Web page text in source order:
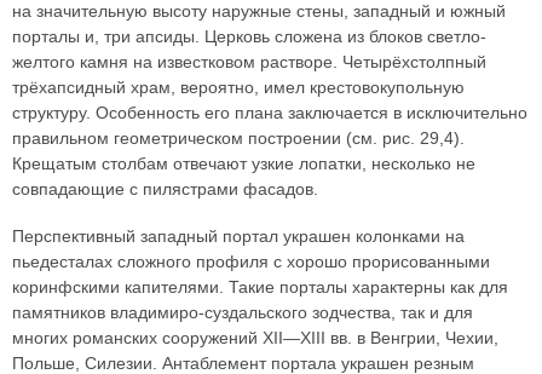
на значительную высоту наружные стены, западный и южный
порталы и, три апсиды. Церковь сложена из блоков светло-
желтого камня на известковом растворе. Четырёхстолпный
трёхапсидный храм, вероятно, имел крестовокупольную
структуру. Особенность его плана заключается в исключительно
правильном геометрическом построении (см. рис. 29,4).
Крещатым столбам отвечают узкие лопатки, несколько не
совпадающие с пилястрами фасадов.
Перспективный западный портал украшен колонками на
пьедесталах сложного профиля с хорошо прорисованными
коринфскими капителями. Такие порталы характерны как для
памятников владимиро-суздальского зодчества, так и для
многих романских сооружений XII—XIII вв. в Венгрии, Чехии,
Польше, Силезии. Антаблемент портала украшен резным